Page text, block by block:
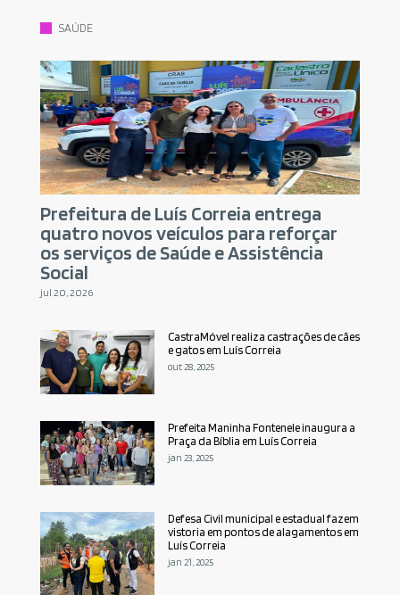
SAÚDE
Prefeitura de Luís Correia entrega
quatro novos veículos para reforçar
os serviços de Saúde e Assistência
Social
jul 20, 2026
CastraMóvel realiza castrações de cães
e gatos em Luís Correia
out 28, 2025
Prefeita Maninha Fontenele inaugura a
Praça da Bíblia em Luís Correia
jan 23, 2025
Defesa Civil municipal e estadual fazem
vistoria em pontos de alagamentos em
Luís Correia
jan 21, 2025